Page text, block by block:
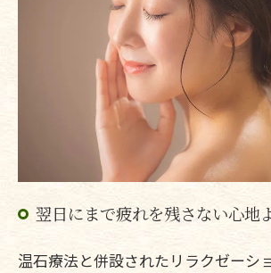
翌日にまで疲れを残さない心地
温石療法と併設されたリラクゼーシ